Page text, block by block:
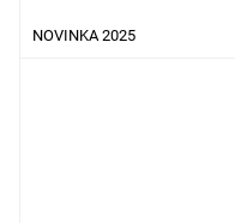
NOVINKA 2025